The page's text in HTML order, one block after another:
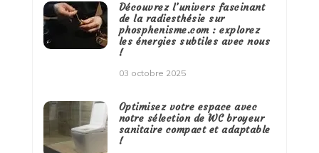
Découvrez l’univers fascinant
de la radiesthésie sur
phosphenisme.com : explorez
les énergies subtiles avec nous
!
03 octobre 2025
Optimisez votre espace avec
notre sélection de WC broyeur
sanitaire compact et adaptable
!